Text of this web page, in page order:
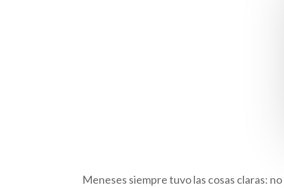
Meneses siempre tuvo las cosas claras: